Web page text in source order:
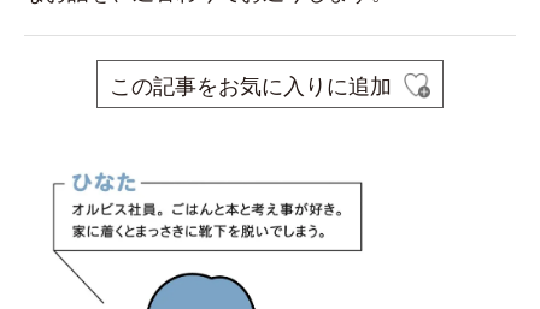
この記事をお気に入りに追加